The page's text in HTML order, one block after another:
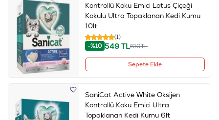
Kontrollü Koku Emici Lotus Çiçeği
Kokulu Ultra Topaklanan Kedi Kumu
10lt
(1)
-%10 549TL610TL
Sepete Ekle
SaniCat Active White Oksijen
Kontrollü Koku Emici Ultra
Topaklanan Kedi Kumu 6lt